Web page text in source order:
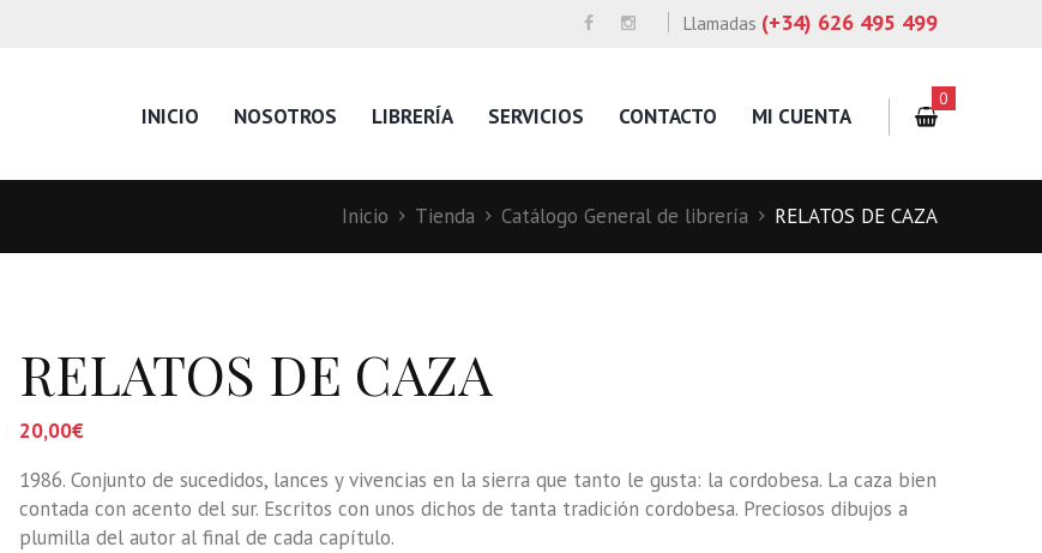
Llamadas (+34) 626 495 499
INICIO NOSOTROS LIBRERÍA SERVICIOS CONTACTO MI CUENTA
0
Inicio Tienda Catálogo General de librería RELATOS DE CAZA
RELATOS DE CAZA
20,00€
1986. Conjunto de sucedidos, lances y vivencias en la sierra que tanto le gusta: la cordobesa. La caza bien
contada con acento del sur. Escritos con unos dichos de tanta tradición cordobesa. Preciosos dibujos a
plumilla del autor al final de cada capítulo.